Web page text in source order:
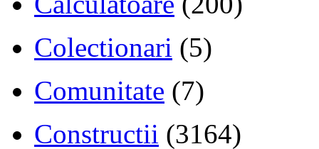
Colectionari (5)
Comunitate (7)
Constructii (3164)